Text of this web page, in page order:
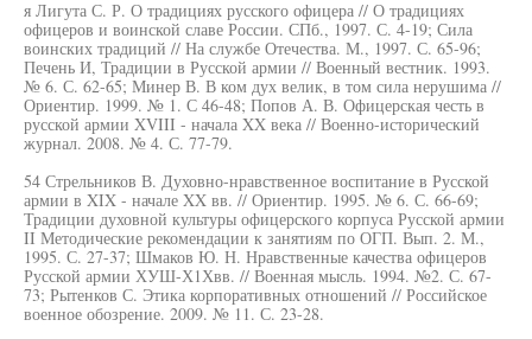
я Лигута С. Р. О традициях русского офицера // О традициях
офицеров и воинской славе России. СПб., 1997. С. 4-19; Сила
воинских традиций // На службе Отечества. М., 1997. С. 65-96;
Печень И, Традиции в Русской армии // Военный вестник. 1993.
№ 6. С. 62-65; Минер В. В ком дух велик, в том сила нерушима //
Ориентир. 1999. № 1. С 46-48; Попов А. В. Офицерская честь в
русской армии XVIII - начала XX века // Военно-исторический
журнал. 2008. № 4. С. 77-79.
54 Стрельников В. Духовно-нравственное воспитание в Русской
армии в XIX - начале XX вв. // Ориентир. 1995. № 6. С. 66-69;
Традиции духовной культуры офицерского корпуса Русской армии
II Методические рекомендации к занятиям по ОГП. Вып. 2. М.,
1995. С. 27-37; Шмаков Ю. Н. Нравственные качества офицеров
Русской армии ХУШ-Х1Хвв. // Военная мысль. 1994. №2. С. 67-
73; Рытенков С. Этика корпоративных отношений // Российское
военное обозрение. 2009. № 11. С. 23-28.